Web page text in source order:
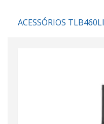
ACESSÓRIOS TLB460LI